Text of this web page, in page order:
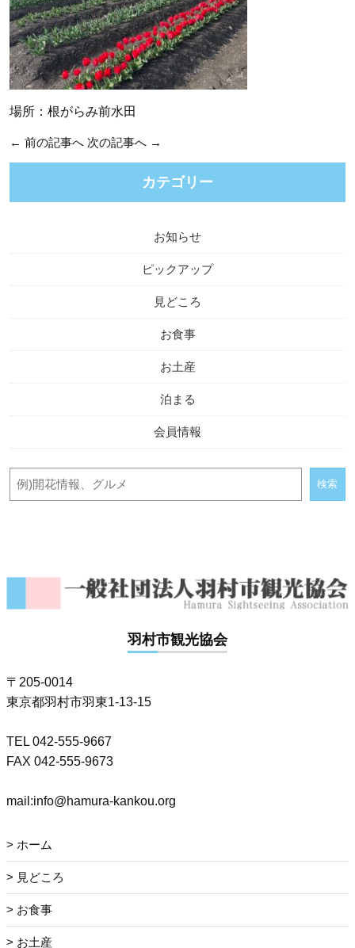
場所：根がらみ前水田
←前の記事へ 次の記事へ →
カテゴリー
お知らせ
ピックアップ
見どころ
お食事
お土産
泊まる
会員情報
検索
羽村市観光協会
〒205-0014
東京都羽村市羽東1-13-15
TEL 042-555-9667
FAX 042-555-9673
mail:info@hamura-kankou.org
ホーム
見どころ
お食事
お土産